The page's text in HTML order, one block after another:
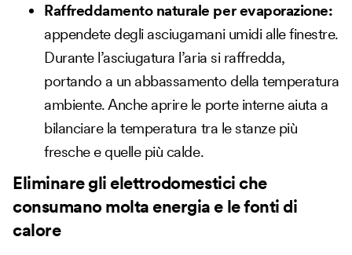
Raffreddamento naturale per evaporazione:
appendete degli asciugamani umidi alle finestre.
Durante l’asciugatura l’aria si raffredda,
portando a un abbassamento della temperatura
ambiente. Anche aprire le porte interne aiuta a
bilanciare la temperatura tra le stanze più
fresche e quelle più calde.
Eliminare gli elettrodomestici che
consumano molta energia e le fonti di
calore